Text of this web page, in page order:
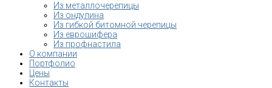
Из металлочерепицы
Из ондулина
Из гибкой битомной черепицы
Из еврошифера
Из профнастила
О компании
Портфолио
Цены
Контакты